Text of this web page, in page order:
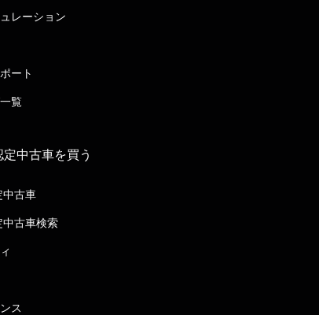
レーション
ート
覧
中古車を買う
古車
古車検索
ス